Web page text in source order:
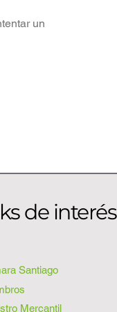
un
de interés
Santiago
Mercantil